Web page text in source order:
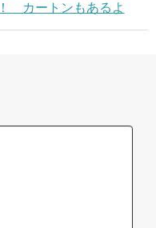
カートンもあるよ